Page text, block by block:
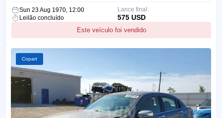
Sun 23 Aug 1970, 12:00
Leilão concluído
Este veículo foi vendido
Lance final:
575 USD
Copart